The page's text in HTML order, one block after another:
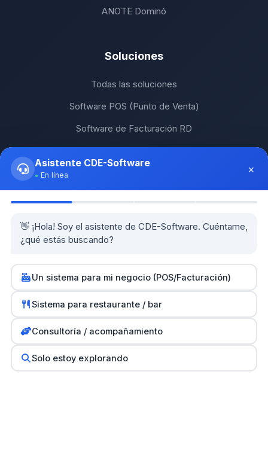
ANOTE Dominó
Soluciones
Todas las soluciones
Software POS (Punto de Venta)
Software de Facturación RD
Software ERP RD
Herramientas y calculadoras
Partners
SH Computers - Higüey
Km2 Tecnología - Santo Domingo
Stock Comunicaciones - Constanza
0
Asistente CDE-Software
En línea ×
👋 ¡Hola! Soy el asistente de CDE-Software. Cuéntame,
¿qué estás buscando?
Un sistema para mi negocio (POS/Facturación)
Sistema para restaurante / bar
Consultoría / acompañamiento
Solo estoy explorando